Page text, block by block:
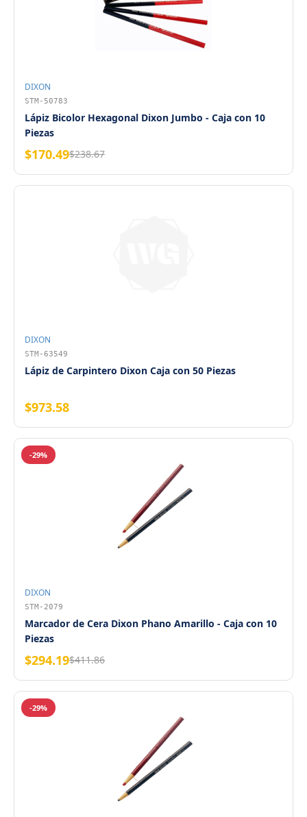
DIXON
STM-50783
Lápiz Bicolor Hexagonal Dixon Jumbo - Caja con 10
Piezas
$170.49$238.67
DIXON
STM-63549
Lápiz de Carpintero Dixon Caja con 50 Piezas
$973.58
-29%
DIXON
STM-2079
Marcador de Cera Dixon Phano Amarillo - Caja con 10
Piezas
$294.19$411.86
-29%